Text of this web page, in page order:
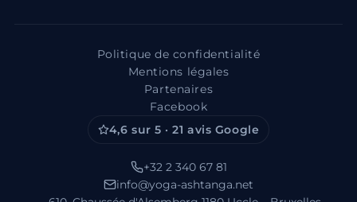
Politique de confidentialité
Mentions légales
Partenaires
Facebook
4,6 sur 5 · 21 avis Google
+32 2 340 67 81
info@yoga-ashtanga.net